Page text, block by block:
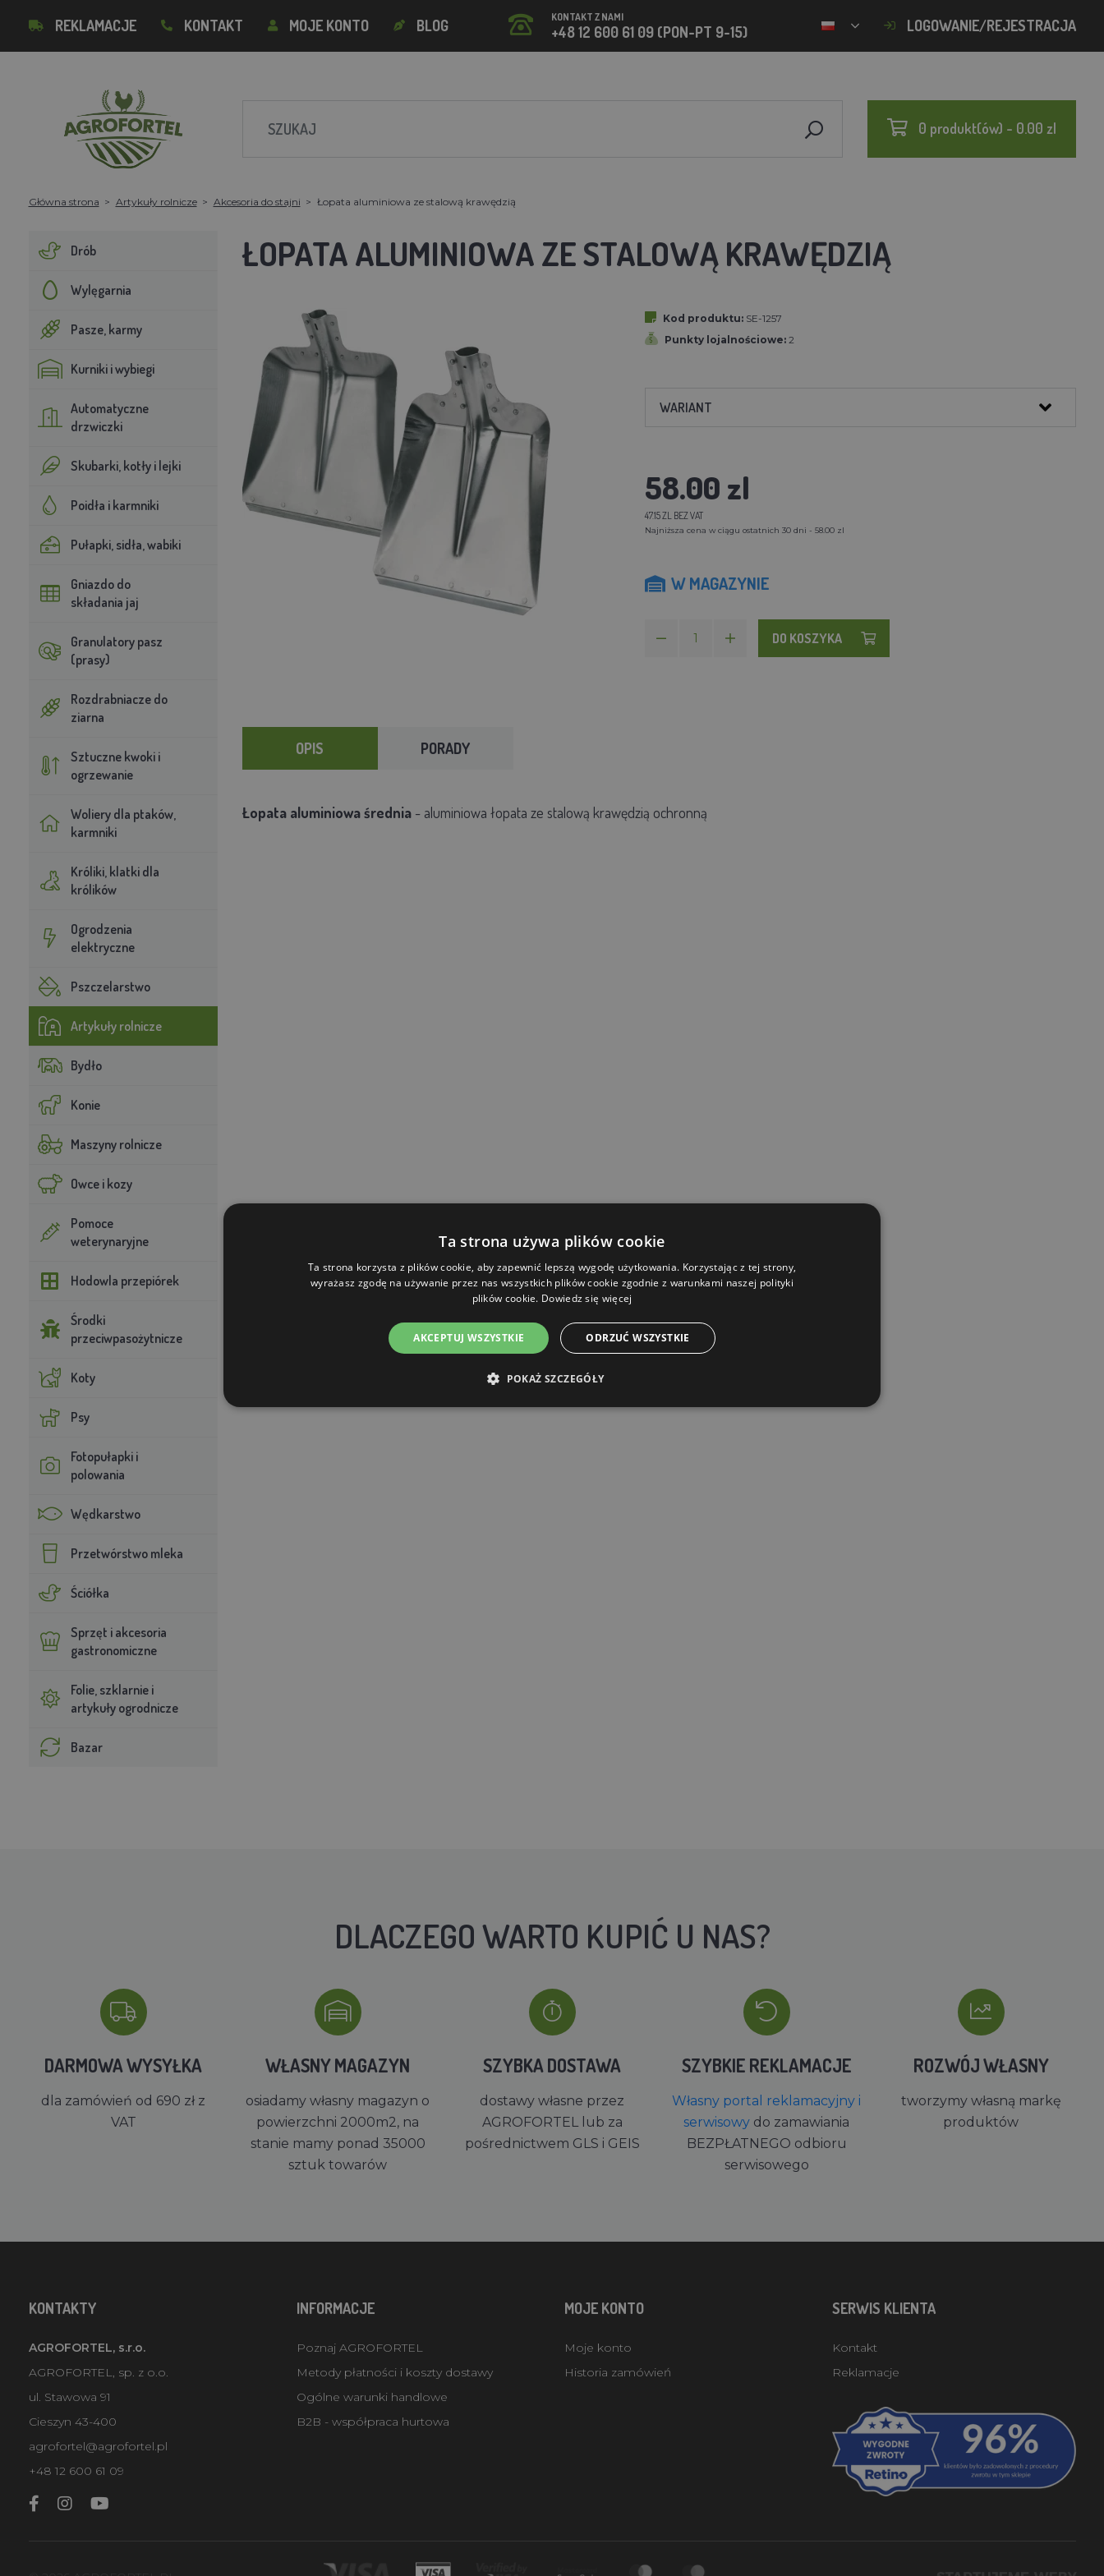
REKLAMACJE KONTAKT MOJE KONTO BLOG KONTAKT Z NAMI
+48 12 600 61 09 (PON-PT 9-15) LOGOWANIE/REJESTRACJA
0 produkt(ów) - 0.00 zl
Główna strona Artykuły rolnicze Akcesoria do stajni Łopata aluminiowa ze stalową krawędzią
Drób
Wylęgarnia
Pasze, karmy
Kurniki i wybiegi
Automatyczne
drzwiczki
Skubarki, kotły i lejki
Poidła i karmniki
Pułapki, sidła, wabiki
Gniazdo do
składania jaj
Granulatory pasz
(prasy)
Rozdrabniacze do
ziarna
Sztuczne kwoki i
ogrzewanie
Woliery dla ptaków,
karmniki
Króliki, klatki dla
królików
Ogrodzenia
elektryczne
Pszczelarstwo
Artykuły rolnicze
Bydło
Konie
Maszyny rolnicze
Owce i kozy
Pomoce
weterynaryjne
Hodowla przepiórek
Środki
przeciwpasożytnicze
Koty
Psy
Fotopułapki i
polowania
Wędkarstwo
Przetwórstwo mleka
Ściółka
Sprzęt i akcesoria
gastronomiczne
Folie, szklarnie i
artykuły ogrodnicze
Bazar
ŁOPATA ALUMINIOWA ZE STALOWĄ KRAWĘDZIĄ
Kod produktu: SE-1257
Punkty lojalnościowe: 2
WARIANT
58.00 zl
47.15 ZL BEZ VAT
Najniższa cena w ciągu ostatnich 30 dni - 58.00 zl
W MAGAZYNIE
DO KOSZYKA
OPIS PORADY
Łopata aluminiowa średnia- aluminiowa łopata ze stalową krawędzią ochronną
DLACZEGO WARTO KUPIĆ U NAS?
DARMOWA WYSYŁKA
dla zamówień od 690 zł z
VAT
WŁASNY MAGAZYN
osiadamy własny magazyn o
powierzchni 2000m2, na
stanie mamy ponad 35000
sztuk towarów
SZYBKA DOSTAWA
dostawy własne przez
AGROFORTEL lub za
pośrednictwem GLS i GEIS
SZYBKIE REKLAMACJE
Własny portal reklamacyjny i
serwisowy do zamawiania
BEZPŁATNEGO odbioru
serwisowego
ROZWÓJ WŁASNY
tworzymy własną markę
produktów
KONTAKTY
AGROFORTEL, s.r.o.
AGROFORTEL, sp. z o.o.
ul. Stawowa 91
Cieszyn 43-400
agrofortel@agrofortel.pl
+48 12 600 61 09
INFORMACJE
Poznaj AGROFORTEL
Metody płatności i koszty dostawy
Ogólne warunki handlowe
B2B - współpraca hurtowa
MOJE KONTO
Moje konto
Historia zamówień
SERWIS KLIENTA
Kontakt
Reklamacje
Ta strona używa plików cookie
Ta strona korzysta z plików cookie, aby zapewnić lepszą wygodę użytkowania. Korzystając z tej strony,
wyrażasz zgodę na używanie przez nas wszystkich plików cookie zgodnie z warunkami naszej polityki
plików cookie. Dowiedz się więcej
AKCEPTUJ WSZYSTKIE ODRZUĆ WSZYSTKIE
POKAŻ SZCZEGÓŁY